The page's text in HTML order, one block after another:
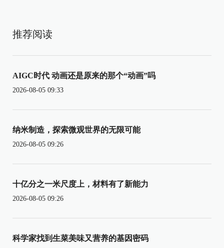
推荐阅读
AIGC时代 动画还是原来的那个“动画”吗
2026-08-05 09:33
纳米制造，探索微观世界的无限可能
2026-08-05 09:26
十亿分之一米尺度上，材料有了新能力
2026-08-05 09:26
科学家找到生菜美味又营养的基因密码